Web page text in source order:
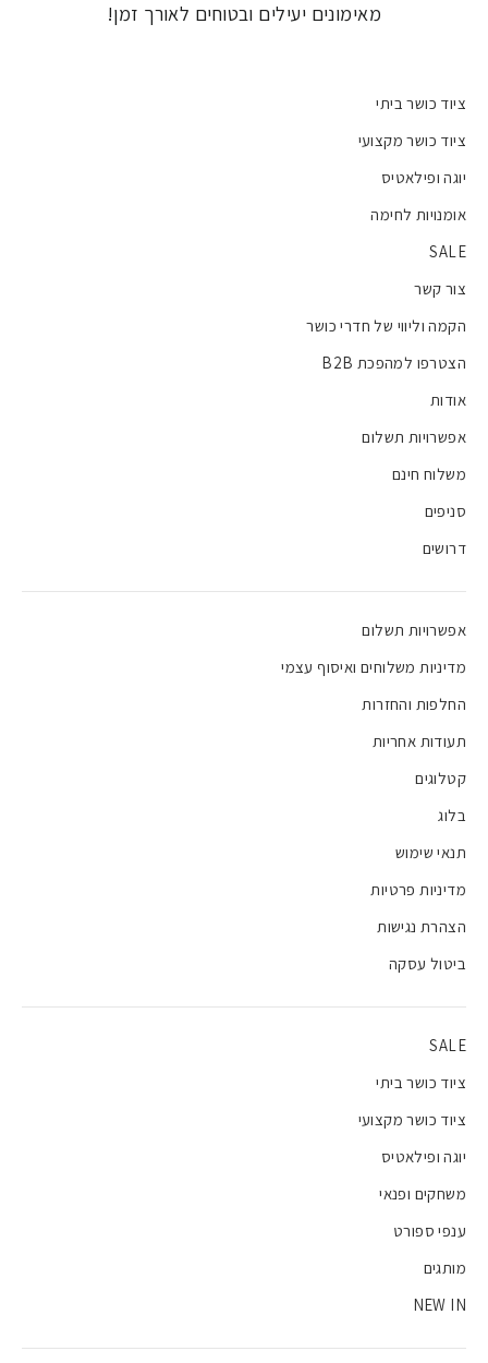
מאימונים יעילים ובטוחים לאורך זמן!
ציוד כושר ביתי
ציוד כושר מקצועי
יוגה ופילאטיס
אומנויות לחימה
SALE
צור קשר
הקמה וליווי של חדרי כושר
הצטרפו למהפכת B2B
אודות
אפשרויות תשלום
משלוח חינם
סניפים
דרושים
אפשרויות תשלום
מדיניות משלוחים ואיסוף עצמי
החלפות והחזרות
תעודות אחריות
קטלוגים
בלוג
תנאי שימוש
מדיניות פרטיות
הצהרת נגישות
ביטול עסקה
SALE
ציוד כושר ביתי
ציוד כושר מקצועי
יוגה ופילאטיס
משחקים ופנאי
ענפי ספורט
מותגים
NEW IN